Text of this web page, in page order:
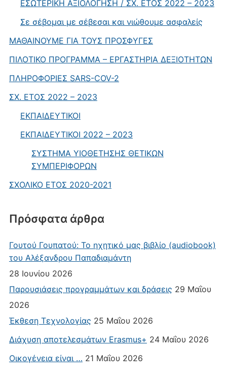
ΕΣΩΤΕΡΙΚΗ ΑΞΙΟΛΟΓΗΣΗ / ΣΧ. ΕΤΟΣ 2022 – 2023
Σε σέβομαι με σέβεσαι και νιώθουμε ασφαλείς
ΜΑΘΑΙΝΟΥΜΕ ΓΙΑ ΤΟΥΣ ΠΡΟΣΦΥΓΕΣ
ΠΙΛΟΤΙΚΟ ΠΡΟΓΡΑΜΜΑ – ΕΡΓΑΣΤΗΡΙΑ ΔΕΞΙΟΤΗΤΩΝ
ΠΛΗΡΟΦΟΡΙΕΣ SARS-COV-2
ΣΧ. ΕΤΟΣ 2022 – 2023
ΕΚΠΑΙΔΕΥΤΙΚΟΙ
ΕΚΠΑΙΔΕΥΤΙΚΟΙ 2022 – 2023
ΣΥΣΤΗΜΑ ΥΙΟΘΕΤΗΣΗΣ ΘΕΤΙΚΩΝ
ΣΥΜΠΕΡΙΦΟΡΩΝ
ΣΧΟΛΙΚΟ ΕΤΟΣ 2020-2021
Πρόσφατα άρθρα
Γουτού Γουπατού: Το ηχητικό μας βιβλίο (audiobook)
του Αλέξανδρου Παπαδιαμάντη
28 Ιουνίου 2026
Παρουσιάσεις προγραμμάτων και δράσεις 29 Μαΐου
2026
Έκθεση Τεχνολογίας 25 Μαΐου 2026
Διάχυση αποτελεσμάτων Erasmus+ 24 Μαΐου 2026
Οικογένεια είναι … 21 Μαΐου 2026